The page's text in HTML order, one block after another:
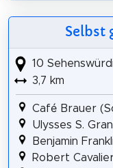
Selbst
10
3,7 km
Café Brauer
Ulysses S.
Benjamin
Robert